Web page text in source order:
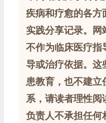
疾病和疗愈的各方
实践分享记录。网
不作为临床医疗指
导或治疗依据。这
患教育，也不建立
系，请读者理性阅
负责人不承担任何